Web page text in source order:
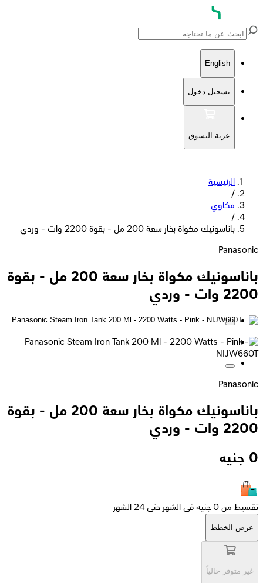
English
تسجيل دخول
عربة التسوق
الرئيسية
/
مكاوي
/
باناسونيك مكواة بخار سعة 200 مل - بقوة 2200 وات - وردي
Panasonic
باناسونيك مكواة بخار سعة 200 مل - بقوة
2200 وات - وردي
Panasonic
باناسونيك مكواة بخار سعة 200 مل - بقوة
2200 وات - وردي
0 جنيه
تقسيط من 0 جنيه فى الشهر حتى 24 الشهر
عرض الخطط
غير متوفر حالياً